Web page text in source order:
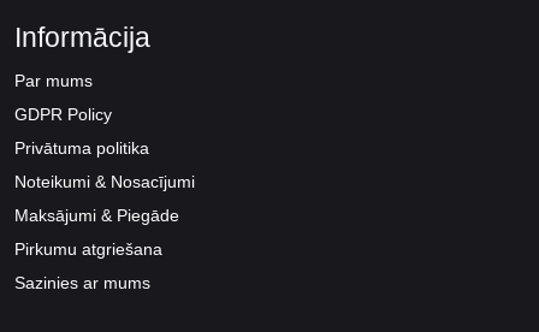
Informācija
Par mums
GDPR Policy
Privātuma politika
Noteikumi & Nosacījumi
Maksājumi & Piegāde
Pirkumu atgriešana
Sazinies ar mums